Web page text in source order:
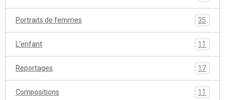
Portraits de femmes 35
L'enfant 11
Reportages 17
Compositions 11